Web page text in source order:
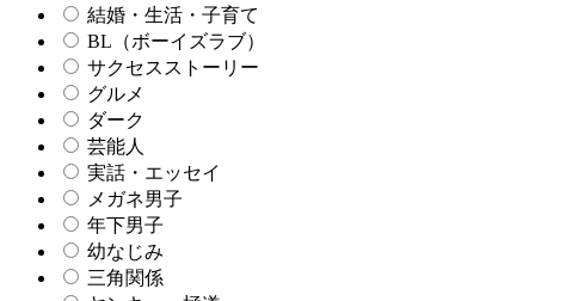
結婚・生活・子育て
BL（ボーイズラブ）
サクセスストーリー
グルメ
ダーク
芸能人
実話・エッセイ
メガネ男子
年下男子
幼なじみ
三角関係